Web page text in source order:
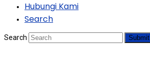
Hubungi Kami
Search
Search Submit